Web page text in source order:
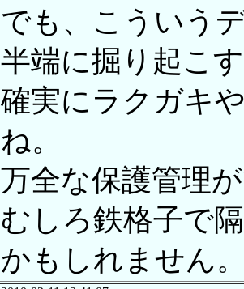
でも、こういう
半端に掘り起こ
確実にラクガキ
ね。
万全な保護管理
むしろ鉄格子で
かもしれません